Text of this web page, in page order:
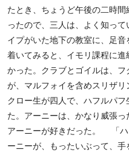
たとき、ちょうど午後の二時
ったので、三人は、よく知っ
イプがいた地下の教室に、足
着いてみると、イモリ課程に
かった。クラブとゴイルは、
が、マルフォイを含めスリザ
クロー生が四人で、ハフルパ
た。アーニーは、かなり威張
アーニーが好きだった。 「ハ
ーニーが、もったいぶって、